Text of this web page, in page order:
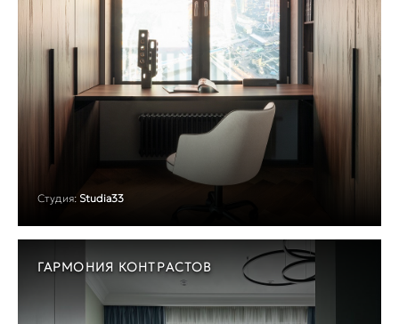
Студия: Studia33
ГАРМОНИЯ КОНТРАСТОВ